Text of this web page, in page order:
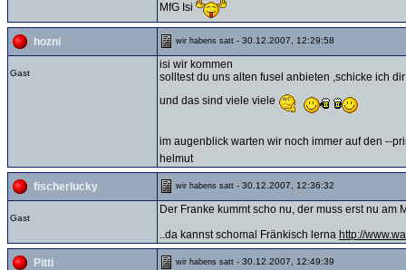
MfG Isi
hozni wir habens satt - 30.12.2007, 12:29:58
Gast
isi wir kommen
solltest du uns alten fusel anbieten ,schicke ich
und das sind viele viele
im augenblick warten wir noch immer auf den --
helmut
fischerlucky wir habens satt - 30.12.2007, 12:36:32
Gast
Der Franke kummt scho nu, der muss erst nu
..da kannst schomal Fränkisch lerna http://
Pitti wir habens satt - 30.12.2007, 12:49:39